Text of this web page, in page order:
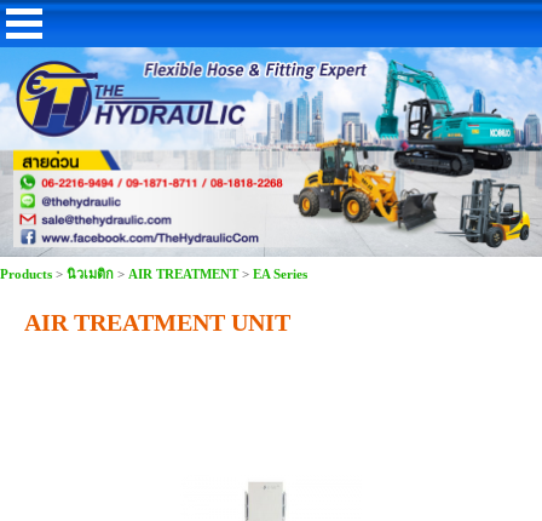
Products > นิวเมติก > AIR TREATMENT> EA Series
AIR TREATMENT UNIT